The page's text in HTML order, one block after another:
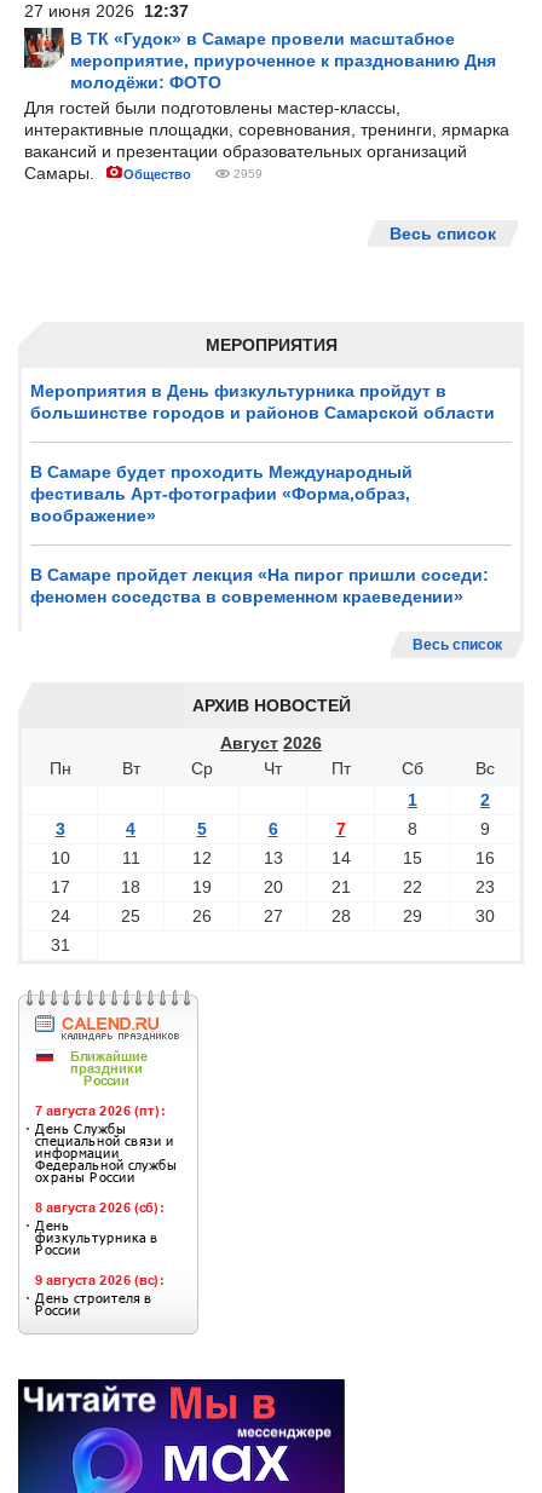
МЕРОПРИЯТИЯ
Мероприятия в День физкультурника пройдут в
большинстве городов и районов Самарской области
В Самаре будет проходить Международный
фестиваль Арт-фотографии «Форма,образ,
воображение»
В Самаре пройдет лекция «На пирог пришли соседи:
феномен соседства в современном краеведении»
Весь список
АРХИВ НОВОСТЕЙ
Август 2026
Пн
Вт Ср Чт Пт Сб
Вс
1
2
3
4 5 6 7 8
9
10
11 12 13 14 15
16
17
18 19 20 21 22
23
24
25 26 27 28 29
30
31
27 июня 2026 12:37
В ТК «Гудок» в Самаре провели масштабное
мероприятие, приуроченное к празднованию Дня
молодёжи: ФОТО
Для гостей были подготовлены мастер-классы,
интерактивные площадки, соревнования, тренинги, ярмарка
вакансий и презентации образовательных организаций
Самары.
Общество 2959
Весь список